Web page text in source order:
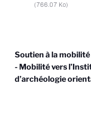
(766.07 Ko)
Soutien à la
- Mobilité vers
d’archéologie